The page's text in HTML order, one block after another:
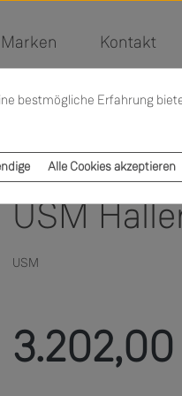
Marken Kontakt
USM
USM
bestmögliche Erfahrung
Alle Cookies akzeptieren